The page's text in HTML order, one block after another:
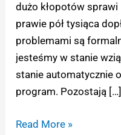
dużo kłopotów
prawie pół tysiąca
problemami są
jesteśmy w stanie
stanie automatycznie
program. Pozostają […]
Read More »